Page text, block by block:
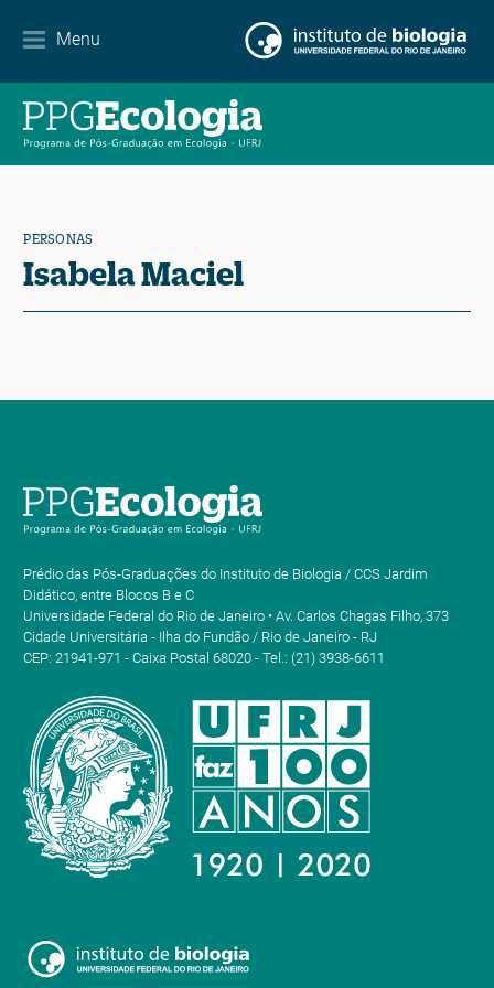
Menu
EN ES PT
PERSONAS
Isabela Maciel
Prédio das Pós-Graduações do Instituto de Biologia / CCS Jardim
Didático, entre Blocos B e C
Universidade Federal do Rio de Janeiro • Av. Carlos Chagas Filho, 373
Cidade Universitária - Ilha do Fundão / Rio de Janeiro - RJ
CEP: 21941-971 - Caixa Postal 68020 - Tel.: (21) 3938-6611